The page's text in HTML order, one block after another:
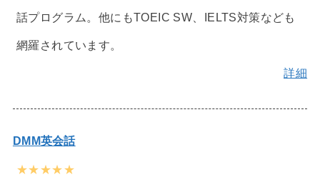
話プログラム。他にもTOEIC SW、IELTS対策なども
網羅されています。
詳細
DMM英会話
★★★★★